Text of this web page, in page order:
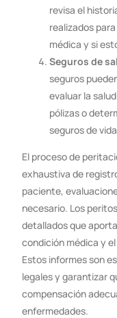
revisa el
realizados
médica y si
Seguros de
seguros
evaluar la
pólizas o
seguros de
El proceso de
exhaustiva de
paciente,
necesario. Los
detallados que
condición médica y
Estos informes son
legales y garantizar
compensación
enfermedades.